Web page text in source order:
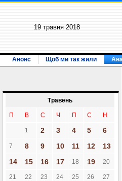
19 травня 2018
Анонс Щоб ми так жили
Травень
П В С Ч П С Н
1 2 3 4 5 6
7 8 9 10 11 12
13
14
15 16 17 18 19 20
21 22 23 24 25 26 27